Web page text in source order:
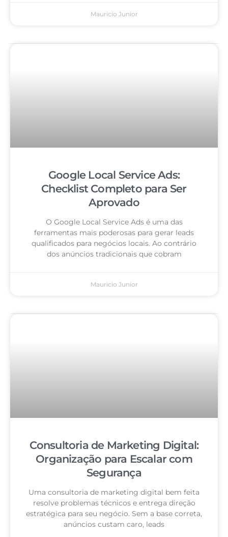
Mauricio Junior
Google Local Service Ads:
Checklist Completo para Ser
Aprovado
O Google Local Service Ads é uma das
ferramentas mais poderosas para gerar leads
qualificados para negócios locais. Ao contrário
dos anúncios tradicionais que cobram
Mauricio Junior
Consultoria de Marketing Digital:
Organização para Escalar com
Segurança
Uma consultoria de marketing digital bem feita
resolve problemas técnicos e entrega direção
estratégica para seu negócio. Sem a base correta,
anúncios custam caro, leads